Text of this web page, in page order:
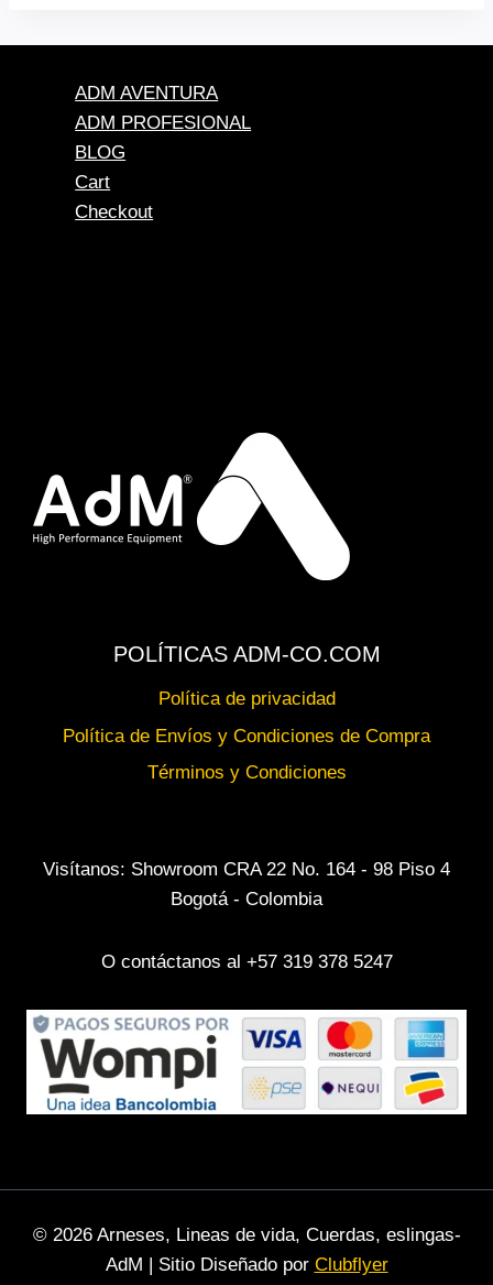
ADM AVENTURA
ADM PROFESIONAL
BLOG
Cart
Checkout
POLÍTICAS ADM-CO.COM
Política de privacidad
Política de Envíos y Condiciones de Compra
Términos y Condiciones
Visítanos: Showroom CRA 22 No. 164 - 98 Piso 4
Bogotá - Colombia
O contáctanos al +57 319 378 5247
© 2026 Arneses, Lineas de vida, Cuerdas, eslingas-
AdM | Sitio Diseñado por Clubflyer